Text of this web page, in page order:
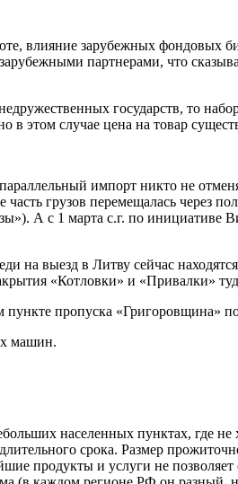
влияние зарубежных фондовых
партнерами, что
государств, то
этом случае цена на товар
импорт никто не
грузов перемещалась через
А с 1 марта с.г. по инициативе
выезд в Литву сейчас находятся
«Котловки» и «Привалки»
пропуска
машин.
населенных пунктах, где не
срока. Размер
продукты и услуги не